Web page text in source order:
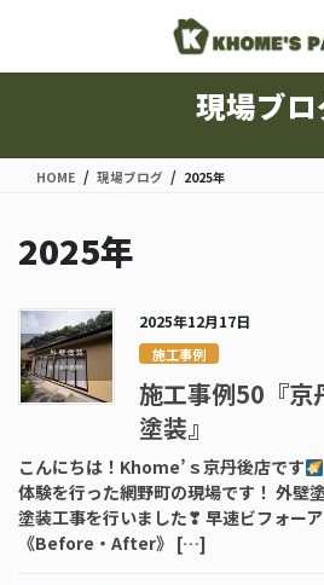
移
ン
現場ブロ
HOME 現場ブログ 2025年
2025年
2025年12月17日
施工事例
施工事例50『京
塗装』
こんにちは！Khome’ｓ京丹後店です
体験を行った網野町の現場です！ 外壁
塗装工事を行いました❣ 早速ビフォー
《Before・After》 […]